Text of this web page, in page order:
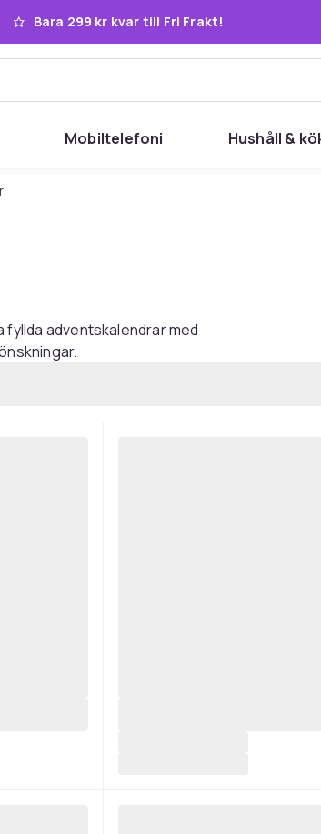
Bara 299 kr kvar till Fri Frakt!
Mobiltelefoni Hushåll &
fyllda adventskalendrar med